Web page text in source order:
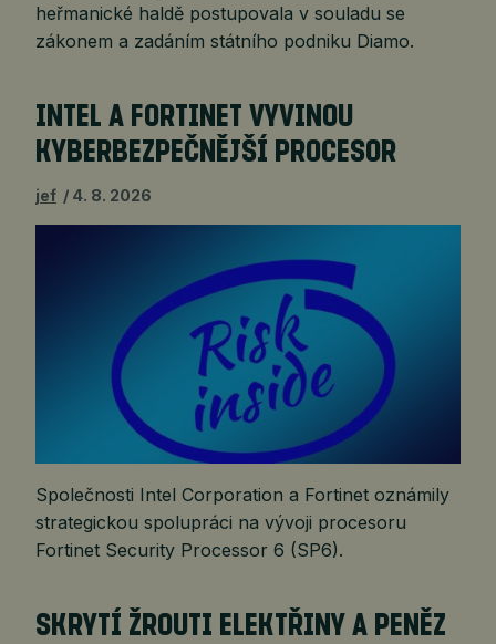
heřmanické haldě postupovala v souladu se
zákonem a zadáním státního podniku Diamo.
INTEL A FORTINET VYVINOU
KYBERBEZPEČNĚJŠÍ PROCESOR
jef 4. 8. 2026
Společnosti Intel Corporation a Fortinet oznámily
strategickou spolupráci na vývoji procesoru
Fortinet Security Processor 6 (SP6).
SKRYTÍ ŽROUTI ELEKTŘINY A PENĚZ